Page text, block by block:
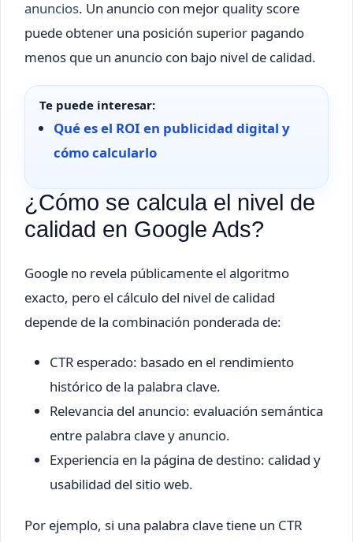
anuncios. Un anuncio con mejor quality score
puede obtener una posición superior pagando
menos que un anuncio con bajo nivel de calidad.
Te puede interesar:
Qué es el ROI en publicidad digital y
cómo calcularlo
¿Cómo se calcula el nivel de
calidad en Google Ads?
Google no revela públicamente el algoritmo
exacto, pero el cálculo del nivel de calidad
depende de la combinación ponderada de:
CTR esperado: basado en el rendimiento
histórico de la palabra clave.
Relevancia del anuncio: evaluación semántica
entre palabra clave y anuncio.
Experiencia en la página de destino: calidad y
usabilidad del sitio web.
Por ejemplo, si una palabra clave tiene un CTR